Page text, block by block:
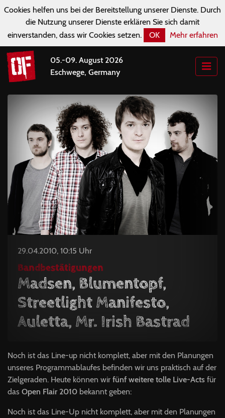
Cookies helfen uns bei der Bereitstellung unserer Dienste. Durch
die Nutzung unserer Dienste erklären Sie sich damit
einverstanden, dass wir Cookies setzen.
OK Mehr erfahren
05.-09. August 2026
Eschwege, Germany
29.04.2010, 10:15 Uhr
Bandbestätigungen
Madsen, Blumentopf,
Streetlight Manifesto,
Auletta, Mr. Irish Bastrad
Noch ist das Line-up nicht komplett, aber mit den Planungen
unseres Programmablaufes befinden wir uns praktisch auf der
Zielgeraden. Heute können wir fünf weitere tolle Live-Acts für
das Open Flair 2010 bekannt geben:
Noch ist das Line-Up nicht komplett, aber mit den Planungen